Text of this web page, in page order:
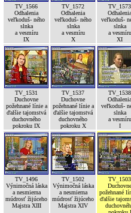
TV_1566
Odhalenia
veľkoduš- ného
slnka
a vesmíru
IX
TV_1572
Odhalenia
veľkoduš- ného
slnka
a vesmíru
X
TV_1573
Odhalenia
veľkoduš-
slnka
a vesmíru
XI
TV_1531
Duchovne
požehnané línie a
ďalšie tajomstvá
duchovného
pokroku IX
TV_1537
Duchovne
požehnané línie a
ďalšie tajomstvá
duchovného
pokroku X
TV_1538
Odhalenia
veľkoduš-
slnka
a vesmíru
I
TV_1496
Výnimočná láska
a nesmierna
múdrosť žijúceho
Majstra XIII
TV_1502
Výnimočná láska
a nesmierna
múdrosť žijúceho
Majstra XIV
TV_1503
Duchovne
požehnané
ďalšie